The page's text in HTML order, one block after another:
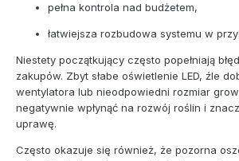
pełna kontrola nad budżetem,
łatwiejsza rozbudowa systemu w
Niestety początkujący często popełniają
zakupów. Zbyt słabe oświetlenie LED, źle
wentylatora lub nieodpowiedni rozmiar
negatywnie wpłynąć na rozwój roślin i
uprawę.
Często okazuje się również, że pozorna